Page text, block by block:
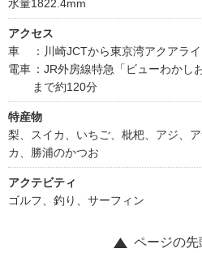
水量1822.4mm
アクセス
車
：川崎JCTから東京湾アクアラ
電車 ：JR外房線特急「ビューわかし
まで約120分
特産物
梨、スイカ、いちご、枇杷、アジ、
カ、勝浦のかつお
アクテビティ
ゴルフ、釣り、サーフィン
ページの先